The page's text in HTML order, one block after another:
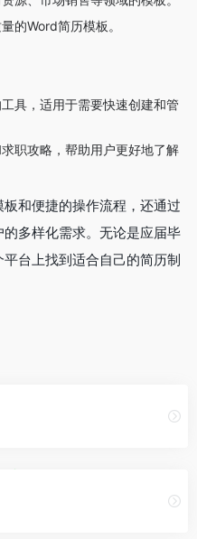
的Word简历模板。
具，适用于需要快速创建和管
职攻略，帮助用户更好地了解
和便捷的操作流程，还通过
多样化需求。无论是应届毕
台上找到适合自己的简历制